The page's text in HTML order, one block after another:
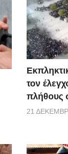
τον
πλήθους
21